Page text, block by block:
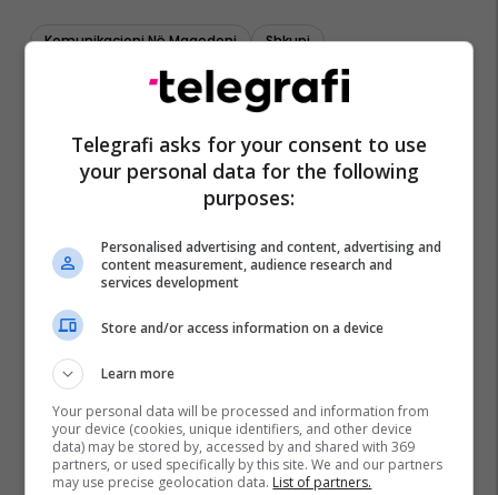
Komunikacioni Në Maqedoni Shkupi
Telegrafi asks for your consent to use
your personal data for the following
purposes:
Personalised advertising and content, advertising and
content measurement, audience research and
services development
Store and/or access information on a device
Learn more
Your personal data will be processed and information from
your device (cookies, unique identifiers, and other device
data) may be stored by, accessed by and shared with 369
partners, or used specifically by this site. We and our partners
may use precise geolocation data. List of partners.